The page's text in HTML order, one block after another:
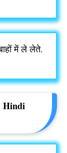
में ले लेते.
Hindi